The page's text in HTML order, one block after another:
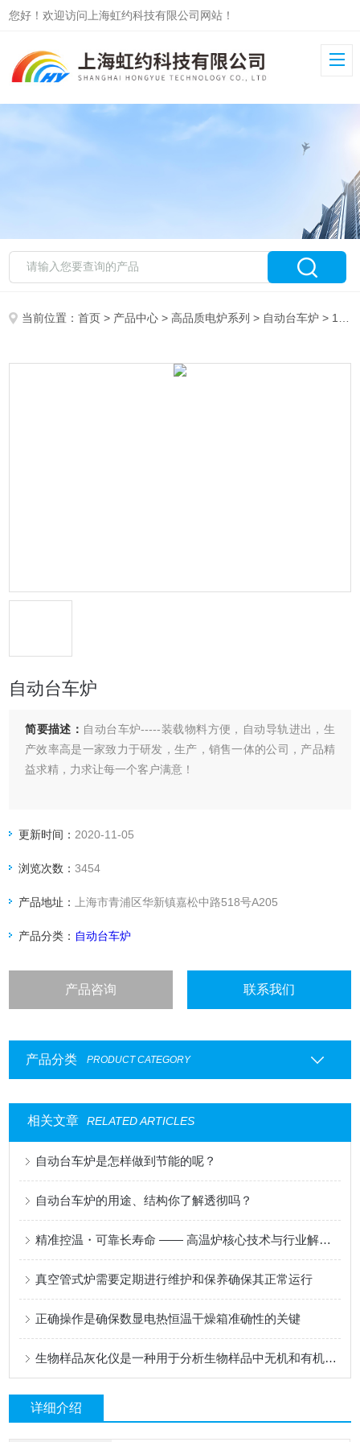
您好！欢迎访问上海虹约科技有限公司网站！
当前位置：首页 > 产品中心 >高品质电炉系列 > 自动台车炉 > 180KW自动台车炉
自动台车炉
简要描述： 自动台车炉-----装载物料方便，自动导轨进出，生
产效率高是一家致力于研发，生产，销售一体的公司，产品精
益求精，力求让每一个客户满意！
更新时间： 2020-11-05
浏览次数：3454
产品地址： 上海市青浦区华新镇嘉松中路518号A205
产品分类： 自动台车炉
产品咨询 联系我们
产品分类 PRODUCT CATEGORY
相关文章 RELATED ARTICLES
自动台车炉是怎样做到节能的呢？
自动台车炉的用途、结构你了解透彻吗？
精准控温・可靠长寿命 —— 高温炉核心技术与行业解决方案
真空管式炉需要定期进行维护和保养确保其正常运行
正确操作是确保数显电热恒温干燥箱准确性的关键
生物样品灰化仪是一种用于分析生物样品中无机和有机成分的仪器
详细介绍